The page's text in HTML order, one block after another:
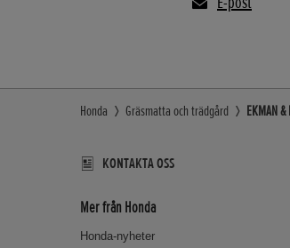
Honda Gräsmatta och trädgård EKMAN
KONTAKTA OSS
Mer från Honda
Honda-nyheter